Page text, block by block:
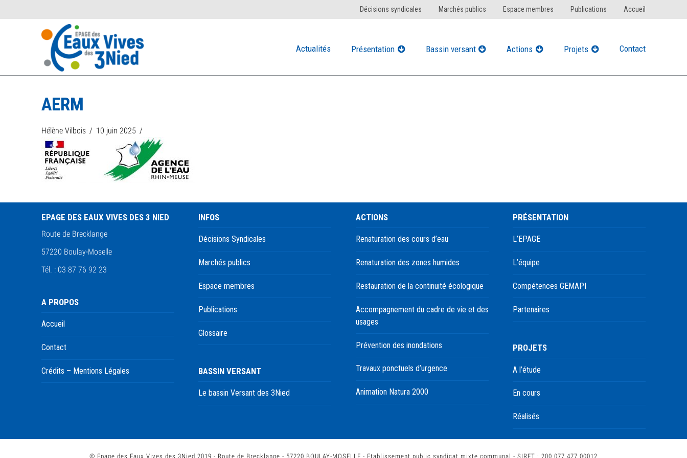
Décisions syndicales Marchés publics Espace membres Publications Accueil
Actualités Présentation Bassin versant Actions Projets Contact
AERM
Hélène Vilbois 10 juin 2025
EPAGE DES EAUX VIVES DES 3 NIED
Route de Brecklange
57220 Boulay-Moselle
Tél. : 03 87 76 92 23
A PROPOS
Accueil
Contact
Crédits – Mentions Légales
INFOS
Décisions Syndicales
Marchés publics
Espace membres
Publications
Glossaire
BASSIN VERSANT
Le bassin Versant des 3Nied
ACTIONS
Renaturation des cours d’eau
Renaturation des zones humides
Restauration de la continuité écologique
Accompagnement du cadre de vie et des
usages
Prévention des inondations
Travaux ponctuels d’urgence
Animation Natura 2000
PRÉSENTATION
L’EPAGE
L’équipe
Compétences GEMAPI
Partenaires
PROJETS
A l’étude
En cours
Réalisés
© Epage des Eaux Vives des 3Nied 2019 - Route de Brecklange - 57220 BOULAY-MOSELLE - Etablissement public syndicat mixte communal - SIRET : 200 077 477 00012